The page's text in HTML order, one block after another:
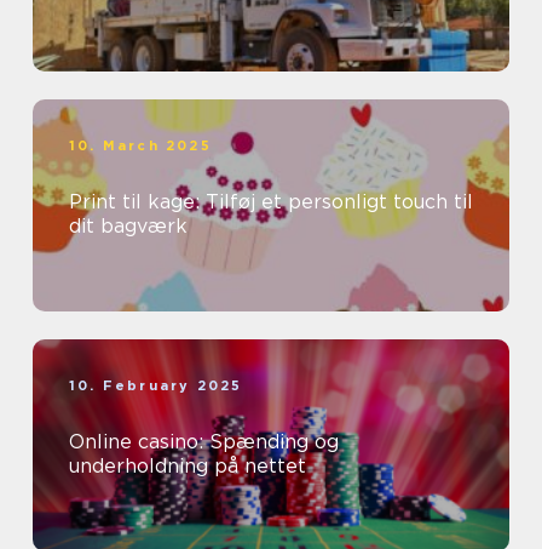
10. March 2025
Print til kage: Tilføj et personligt touch til
dit bagværk
10. February 2025
Online casino: Spænding og
underholdning på nettet